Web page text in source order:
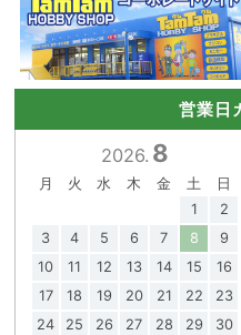
営業日
2026. 8
月 火 水 木 金 土
日
1
2
3
4 5 6 7 8
9
10
11 12 13 14 15
16
17
18 19 20 21 22
23
24
25 26 27 28 29
30